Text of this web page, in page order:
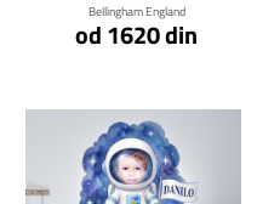
Bellingham England
od 1620 din